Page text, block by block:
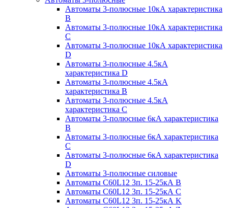
Автоматы 3-полюсные 10кА характеристика
B
Автоматы 3-полюсные 10кА характеристика
C
Автоматы 3-полюсные 10кА характеристика
D
Автоматы 3-полюсные 4.5кА
характеристика D
Автоматы 3-полюсные 4.5кА
характеристика В
Автоматы 3-полюсные 4.5кА
характеристика С
Автоматы 3-полюсные 6кА характеристика
B
Автоматы 3-полюсные 6кА характеристика
C
Автоматы 3-полюсные 6кА характеристика
D
Автоматы 3-полюсные силовые
Автоматы C60L12 3п. 15-25кА B
Автоматы C60L12 3п. 15-25кА C
Автоматы C60L12 3п. 15-25кА K